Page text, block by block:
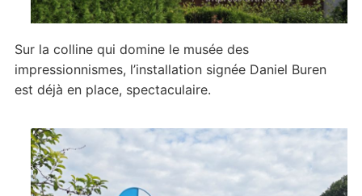
Sur la colline qui domine le musée des
impressionnismes, l’installation signée Daniel Buren
est déjà en place, spectaculaire.